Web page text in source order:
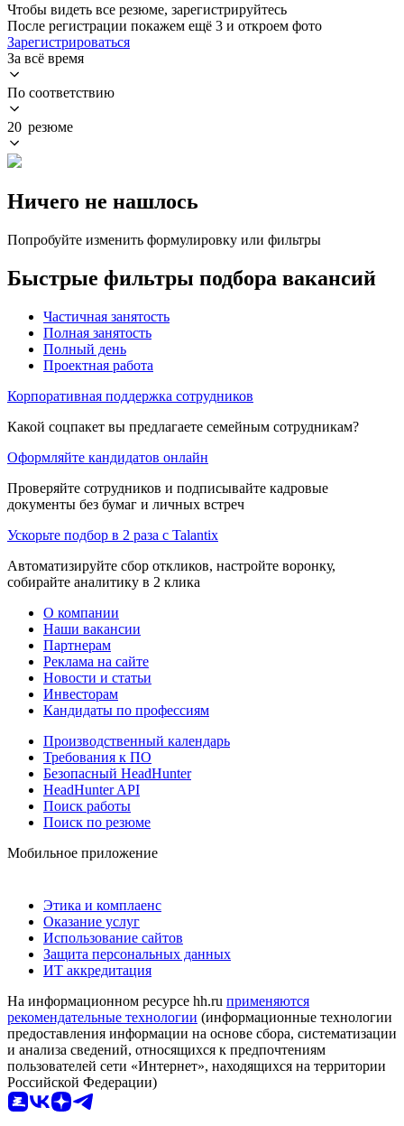
Чтобы видеть все резюме, зарегистрируйтесь
После регистрации покажем ещё 3 и откроем фото
Зарегистрироваться
За всё время
По соответствию
20 резюме
Ничего не нашлось
Попробуйте изменить формулировку или фильтры
Быстрые фильтры подбора вакансий
Частичная занятость
Полная занятость
Полный день
Проектная работа
Корпоративная поддержка сотрудников
Какой соцпакет вы предлагаете семейным сотрудникам?
Оформляйте кандидатов онлайн
Проверяйте сотрудников и подписывайте кадровые
документы без бумаг и личных встреч
Ускорьте подбор в 2 раза с Talantix
Автоматизируйте сбор откликов, настройте воронку,
собирайте аналитику в 2 клика
О компании
Наши вакансии
Партнерам
Реклама на сайте
Новости и статьи
Инвесторам
Кандидаты по профессиям
Производственный календарь
Требования к ПО
Безопасный HeadHunter
HeadHunter API
Поиск работы
Поиск по резюме
Мобильное приложение
Этика и комплаенс
Оказание услуг
Использование сайтов
Защита персональных данных
ИТ аккредитация
На информационном ресурсе hh.ru применяются
рекомендательные технологии (информационные технологии
предоставления информации на основе сбора, систематизации
и анализа сведений, относящихся к предпочтениям
пользователей сети «Интернет», находящихся на территории
Российской Федерации)